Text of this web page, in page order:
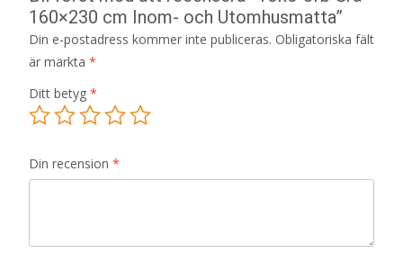
160×230 cm Inom- och Utomhusmatta”
Din e-postadress kommer inte publiceras. Obligatoriska fält
är märkta *
Ditt betyg *
Din recension *